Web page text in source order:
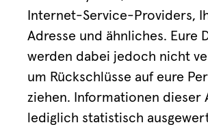
Internet-Service-Providers,
Adresse und ähnliches. Eure
werden dabei jedoch nicht
um Rückschlüsse auf eure
ziehen. Informationen dieser
lediglich statistisch